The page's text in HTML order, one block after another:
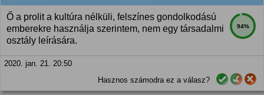
94%
Ő a prolit a kultúra nélküli, felszínes gondolkodású
emberekre használja szerintem, nem egy társadalmi
osztály leírására.
2020. jan. 21. 20:50
Hasznos számodra ez a válasz?